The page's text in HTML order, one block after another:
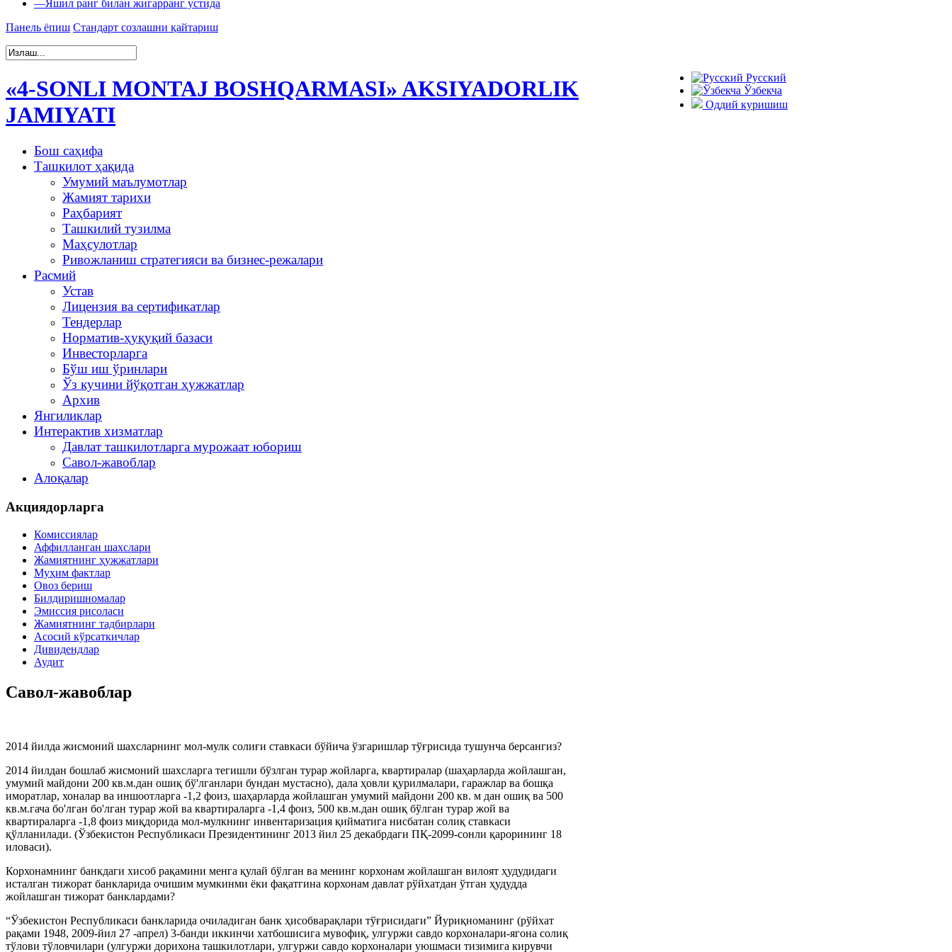
—Яшил ранг билан жигарранг устида
Панель ёпиш Стандарт созлашни қайтариш
Русский
Ўзбекча
Оддий куришиш
«4-SONLI MONTAJ BOSHQARMASI» AKSIYADORLIK
JAMIYATI
Бош саҳифа
Ташкилот ҳақида
Умумий маълумотлар
Жамият тарихи
Раҳбарият
Ташкилий тузилма
Маҳсулотлар
Ривожланиш стратегияси ва бизнес-режалари
Расмий
Устав
Лицензия ва сертификатлар
Тендерлар
Норматив-ҳуқуқий базаси
Инвесторларга
Бўш иш ўринлари
Ўз кучини йўқотган ҳужжатлар
Архив
Янгиликлар
Интерактив хизматлар
Давлат ташкилотларга мурожаат юбориш
Савол-жавоблар
Алоқалар
Акциядорларга
Комиссиялар
Аффилланган шахслари
Жамиятнинг ҳужжатлари
Муҳим фактлар
Овоз бериш
Билдиришномалар
Эмиссия рисоласи
Жамиятнинг тадбирлари
Асосий кўрсаткичлар
Дивидендлар
Аудит
Савол-жавоблар
2014 йилда жисмоний шахсларнинг мол-мулк солиғи ставкаси бўйича ўзгаришлар тўғрисида тушунча берсангиз?
2014 йилдан бошлаб жисмоний шахсларга тегишли бўзлган турар жойларга, квартиралар (шаҳарларда жойлашган,
умумий майдони 200 кв.м.дан ошиқ бў'лганлари бундан мустасно), дала ҳовли қурилмалари, гаражлар ва бошқа
иморатлар, хоналар ва иншоотларга -1,2 фоиз, шаҳарларда жойлашган умумий майдони 200 кв. м дан ошиқ ва 500
кв.м.гача бо'лган бо'лган турар жой ва квартираларга -1,4 фоиз, 500 кв.м.дан ошиқ бўлган турар жой ва
квартираларга -1,8 фоиз миқдорида мол-мулкнинг инвентаризация қийматига нисбатан солиқ ставкаси
қўлланилади. (Ўзбекистон Республикаси Президентининг 2013 йил 25 декабрдаги ПҚ-2099-сонли қарорининг 18
иловаси).
Корхонамнинг банкдаги хисоб рақамини менга қулай бўлган ва менинг корхонам жойлашган вилоят ҳудудидаги
исталган тижорат банкларида очишим мумкинми ёки фақатгина корхонам давлат рўйхатдан ўтган ҳудудда
жойлашган тижорат банклардами?
“Ўзбекистон Республикаси банкларида очиладиган банк ҳисобварақлари тўғрисидаги” Йуриқноманинг (рўйхат
рақами 1948, 2009-йил 27 -апрел) 3-банди иккинчи хатбошисига мувофиқ, улгуржи савдо корхоналари-ягона солиқ
тўлови тўловчилари (улгуржи дорихона ташкилотлари, улгуржи савдо корхоналари уюшмаси тизимига кирувчи